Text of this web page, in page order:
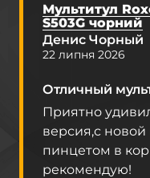
Мультитул
S503G чорний
Денис Чорный
22 липня 2026
Отличный
Приятно
версия,с
пинцетом в
рекомендую!